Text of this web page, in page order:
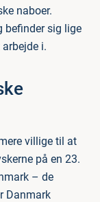
naboer.
befinder sig lige
i.
villige til at
på en 23.
– de
Danmark